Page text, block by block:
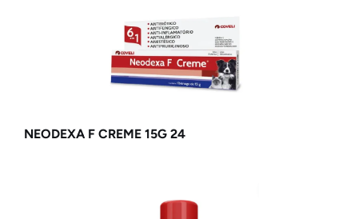
NEODEXA F CREME 15G 24